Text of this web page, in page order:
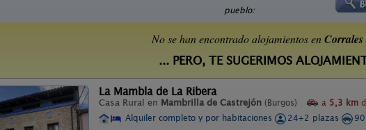
pueblo:
No se han encontrado alojamientos en
... PERO, TE SUGERIMOS
La Mambla de La Ribera
Casa Rural en Mambrilla de Castrejón (Burgos) a 5,3 km
Alquiler completo y por habitaciones
24+2 plazas